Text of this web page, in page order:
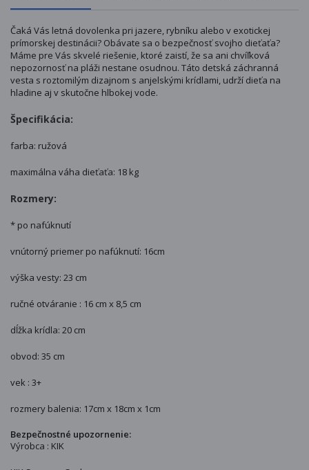
Čaká Vás letná dovolenka pri jazere, rybníku alebo v exotickej
prímorskej destinácii? Obávate sa o bezpečnosť svojho dieťaťa?
Máme pre Vás skvelé riešenie, ktoré zaistí, že sa ani chvíľková
nepozornosť na pláži nestane osudnou. Táto detská záchranná
vesta s roztomilým dizajnom s anjelskými krídlami, udrží dieťa na
hladine aj v skutočne hlbokej vode.
Špecifikácia:
farba: ružová
maximálna váha dieťaťa: 18 kg
Rozmery:
* po nafúknutí
vnútorný priemer po nafúknutí: 16cm
výška vesty: 23 cm
ručné otváranie : 16 cm x 8,5 cm
dĺžka krídla: 20 cm
obvod: 35 cm
vek : 3+
rozmery balenia: 17cm x 18cm x 1cm
Bezpečnostné upozornenie:
Výrobca : KIK